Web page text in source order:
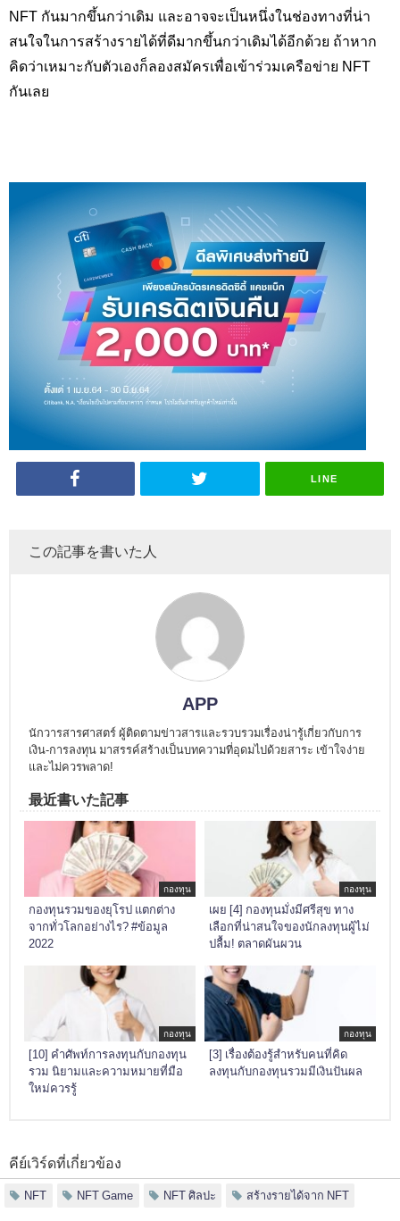
NFT กันมากขึ้นกว่าเดิม และอาจจะเป็นหนึ่งในช่องทางที่น่า
สนใจในการสร้างรายได้ที่ดีมากขึ้นกว่าเดิมได้อีกด้วย ถ้าหาก
คิดว่าเหมาะกับตัวเองก็ลองสมัครเพื่อเข้าร่วมเครือข่าย NFT
กันเลย
LINE
この記事を書いた人
APP
นักวารสารศาสตร์ ผู้ติดตามข่าวสารและรวบรวมเรื่องน่ารู้เกี่ยวกับการ
เงิน-การลงทุน มาสรรค์สร้างเป็นบทความที่อุดมไปด้วยสาระ เข้าใจง่าย
และไม่ควรพลาด!
最近書いた記事
กองทุน
กองทุนรวมของยุโรป แตกต่าง
จากทั่วโลกอย่างไร? #ข้อมูล
2022
กองทุน
เผย [4] กองทุนมั่งมีศรีสุข ทาง
เลือกที่น่าสนใจของนักลงทุนผู้ไม่
ปลื้ม! ตลาดผันผวน
กองทุน
[10] คำศัพท์การลงทุนกับกองทุน
รวม นิยามและความหมายที่มือ
ใหม่ควรรู้
กองทุน
[3] เรื่องต้องรู้สำหรับคนที่คิด
ลงทุนกับกองทุนรวมมีเงินปันผล
คีย์เวิร์ดที่เกี่ยวข้อง
NFT NFT Game NFT ศิลปะ สร้างรายได้จาก NFT